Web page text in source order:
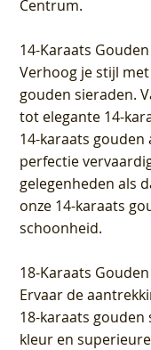
Centrum.
14-Karaats
Verhoog je stijl
gouden sieraden.
tot elegante 14-
14-karaats
perfectie
gelegenheden als
onze 14-karaats
schoonheid.
18-Karaats
Ervaar de
18-karaats
kleur en